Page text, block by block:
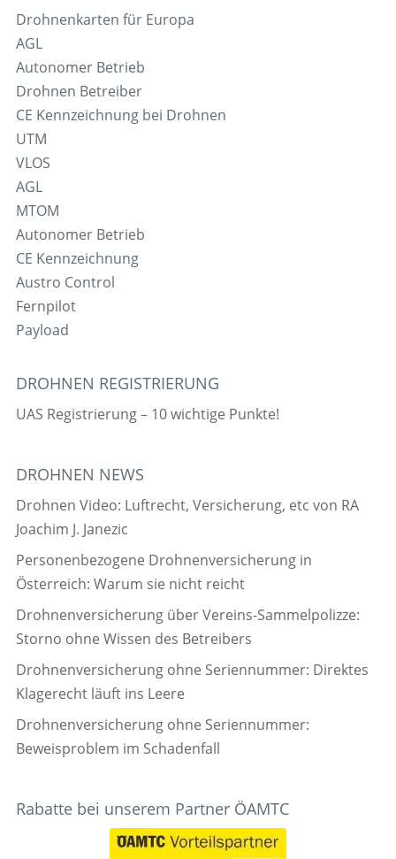
Drohnenkarten für Europa
AGL
Autonomer Betrieb
Drohnen Betreiber
CE Kennzeichnung bei Drohnen
UTM
VLOS
AGL
MTOM
Autonomer Betrieb
CE Kennzeichnung
Austro Control
Fernpilot
Payload
DROHNEN REGISTRIERUNG
UAS Registrierung – 10 wichtige Punkte!
DROHNEN NEWS
Drohnen Video: Luftrecht, Versicherung, etc von RA
Joachim J. Janezic
Personenbezogene Drohnenversicherung in
Österreich: Warum sie nicht reicht
Drohnenversicherung über Vereins-Sammelpolizze:
Storno ohne Wissen des Betreibers
Drohnenversicherung ohne Seriennummer: Direktes
Klagerecht läuft ins Leere
Drohnenversicherung ohne Seriennummer:
Beweisproblem im Schadenfall
Rabatte bei unserem Partner ÖAMTC